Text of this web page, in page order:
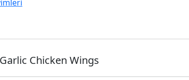
Chicken Wings